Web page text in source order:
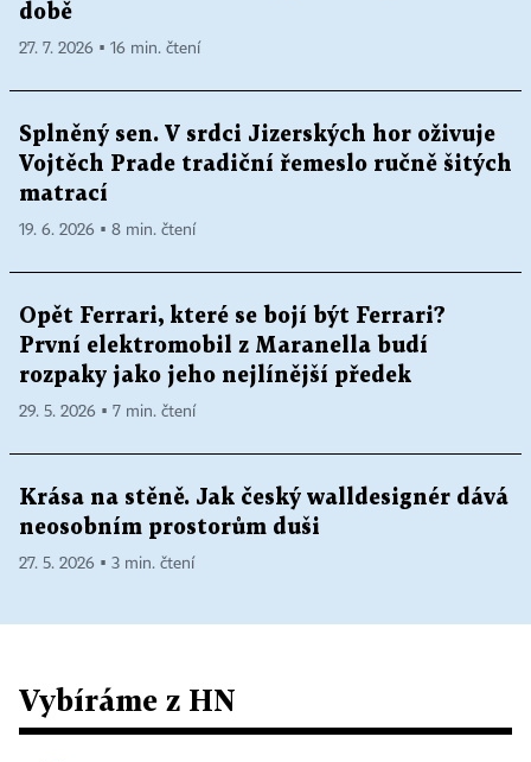
době
27. 7. 2026 ▪ 16 min. čtení
Splněný sen. V srdci Jizerských hor oživuje
Vojtěch Prade tradiční řemeslo ručně šitých
matrací
19. 6. 2026 ▪ 8 min. čtení
Opět Ferrari, které se bojí být Ferrari?
První elektromobil z Maranella budí
rozpaky jako jeho nejlínější předek
29. 5. 2026 ▪ 7 min. čtení
Krása na stěně. Jak český walldesignér dává
neosobním prostorům duši
27. 5. 2026 ▪ 3 min. čtení
Vybíráme z HN